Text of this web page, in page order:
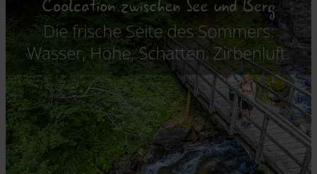
Coolcation zwischen See und Berg
Die frische Seite des Sommers:
Wasser, Höhe, Schatten, Zirbenluft.